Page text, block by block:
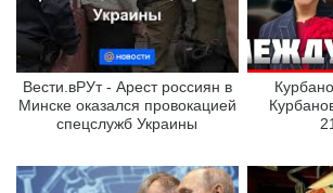
Вести.вРУт - Арест россиян в
Минске оказался провокацией
спецслужб Украины